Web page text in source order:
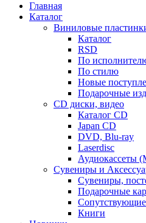
Главная
Каталог
Виниловые
Каталог
RSD
По
По стилю
Новые
Подарочные
CD диски, видео
Каталог CD
Japan CD
DVD, Blu-ray
Laserdisc
Аудиокассеты
Сувениры и
Сувениры,
Подарочные
Книги